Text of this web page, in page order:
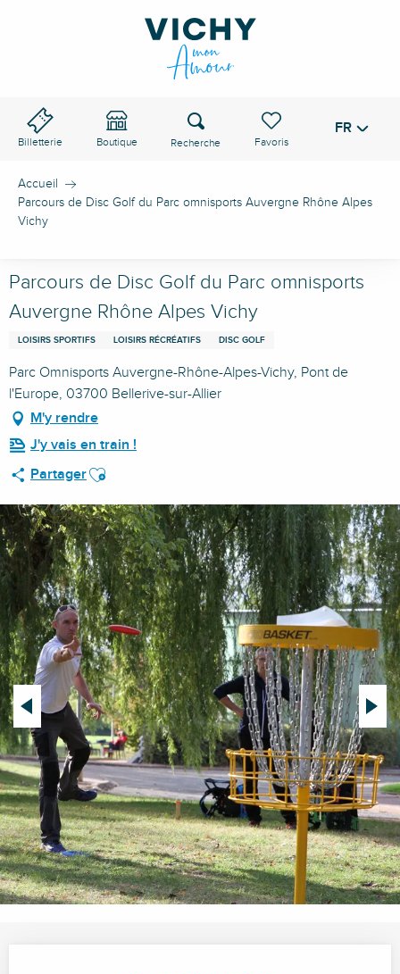
Billetterie Boutique
Voir les favoris
Recherche FR
Accueil
Parcours de Disc Golf du Parc omnisports Auvergne Rhône Alpes
Vichy
Parcours de Disc Golf du Parc omnisports
Auvergne Rhône Alpes Vichy
LOISIRS SPORTIFS LOISIRS RÉCRÉATIFS DISC GOLF
Parc Omnisports Auvergne-Rhône-Alpes-Vichy, Pont de
l'Europe, 03700 Bellerive-sur-Allier
M'y rendre
J'y vais en train !
PartagerAjouter aux favoris